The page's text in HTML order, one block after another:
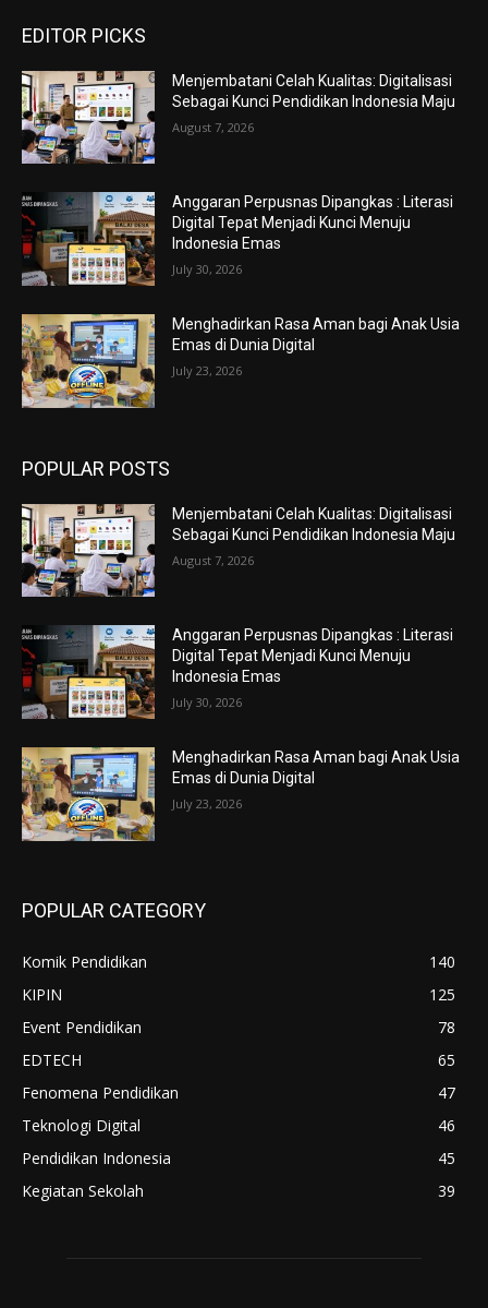
EDITOR PICKS
Menjembatani Celah Kualitas: Digitalisasi
Sebagai Kunci Pendidikan Indonesia Maju
August 7, 2026
Anggaran Perpusnas Dipangkas : Literasi
Digital Tepat Menjadi Kunci Menuju
Indonesia Emas
July 30, 2026
Menghadirkan Rasa Aman bagi Anak Usia
Emas di Dunia Digital
July 23, 2026
POPULAR POSTS
Menjembatani Celah Kualitas: Digitalisasi
Sebagai Kunci Pendidikan Indonesia Maju
August 7, 2026
Anggaran Perpusnas Dipangkas : Literasi
Digital Tepat Menjadi Kunci Menuju
Indonesia Emas
July 30, 2026
Menghadirkan Rasa Aman bagi Anak Usia
Emas di Dunia Digital
July 23, 2026
POPULAR CATEGORY
Komik Pendidikan
140
KIPIN
125
Event Pendidikan
78
EDTECH
65
Fenomena Pendidikan
47
Teknologi Digital
46
Pendidikan Indonesia
45
Kegiatan Sekolah
39